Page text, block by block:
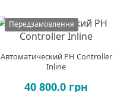
Передзамовлення
Автоматический PH Controller
Inline
40 800.0 грн